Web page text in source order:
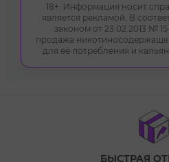
18+. Информация носит
является рекламой. В
законом от 23.02.2013 №
продажа
для её потребления и
БЫСТРАЯ